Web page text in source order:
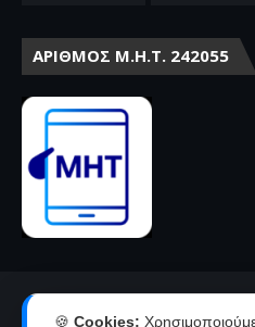
ΑΡΙΘΜΌΣ Μ.Η.Τ. 242055
🍪 Cookies: